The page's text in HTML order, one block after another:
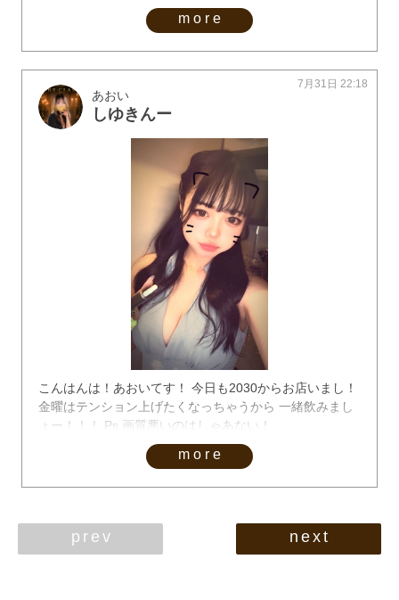
more
あおい
しゆきんー
7月31日 22:18
こんはんは！あおいてす！ 今日も2030からお店いまし！
金曜はテンション上げたくなっちゃうから 一緒飲みまし
ょー！！！ Ps.画質悪いのはしゃあない！
more
prev next